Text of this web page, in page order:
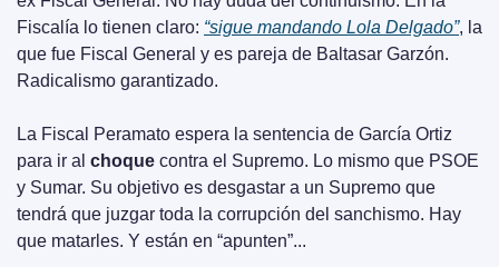
Fiscalía lo tienen claro: “sigue mandando Lola Delgado”, la
que fue Fiscal General y es pareja de Baltasar Garzón.
Radicalismo garantizado.
La Fiscal Peramato espera la sentencia de García Ortiz
para ir al choque contra el Supremo. Lo mismo que PSOE
y Sumar. Su objetivo es desgastar a un Supremo que
tendrá que juzgar toda la corrupción del sanchismo. Hay
que matarles. Y están en “apunten”...